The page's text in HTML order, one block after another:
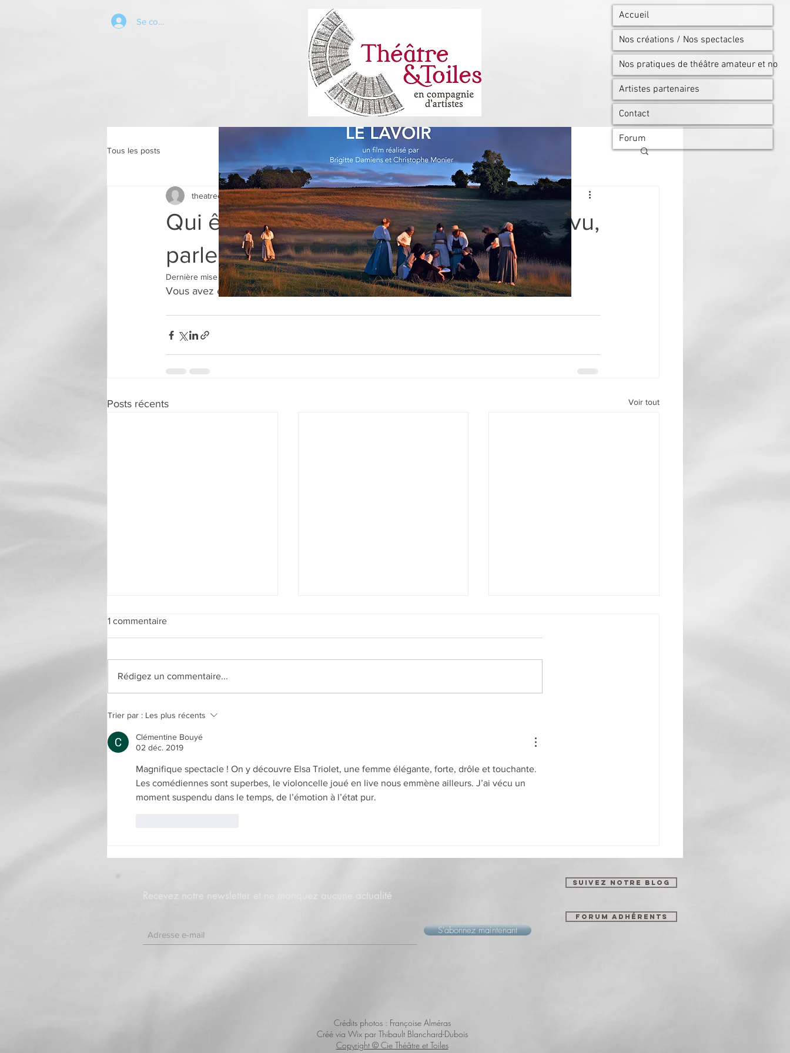
Accueil
Nos créations / Nos spectacles
Nos pratiques de théâtre amateur et no
Artistes partenaires
Contact
Forum
Se connecter
Tous les posts
Qui êtes-vous Elsa Triolet? Vous l'avez vu,
parlez-en!
theatreettoiles13 juil. 20191 min de lecture
Dernière mise à jour :9 déc. 2019
Vous avez envie d'en parler, partagez votre commentaire...
Posts récents Voir tout
Initiation à L'ART DE LA
CALLIGRAPHIE ARABE
1 commentaire
Rédigez un commentaire...
Trier par : Les plus récents
Clémentine Bouyé
02 déc. 2019
Magnifique spectacle ! On y découvre Elsa Triolet, une femme élégante, forte, drôle et touchante.
Les comédiennes sont superbes, le violoncelle joué en live nous emmène ailleurs. J’ai vécu un
moment suspendu dans le temps, de l’émotion à l’état pur.
Recevez notre newsletter et ne manquez aucune actualité
S'abonnez maintenant
Suivez notre blog
Forum Adhérents
Crédits photos : Françoise Alméras
Créé via Wix par Thibault Blanchard-Dubois
Copyright © Cie Théâtre et Toiles